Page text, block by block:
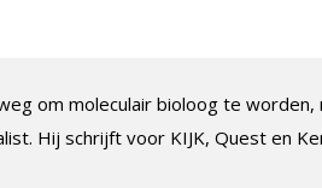
om moleculair bioloog te
Hij schrijft voor KIJK, Quest en